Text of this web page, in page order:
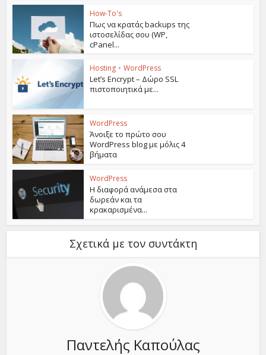
How-To's
Πως να κρατάς backups της
ιστοσελίδας σου (WP,
cPanel...
Hosting • WordPress
Let’s Encrypt – Δώρο SSL
πιστοποιητικά με...
WordPress
Άνοιξε το πρώτο σου
WordPress blog με μόλις 4
βήματα
WordPress
Η διαφορά ανάμεσα στα
δωρεάν και τα
κρακαρισμένα...
Σχετικά με τον συντάκτη
Παντελής Καπούλας